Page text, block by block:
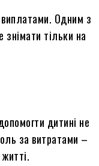
виплатами. Одним з
знімати тільки на
дитині не
за витратами –